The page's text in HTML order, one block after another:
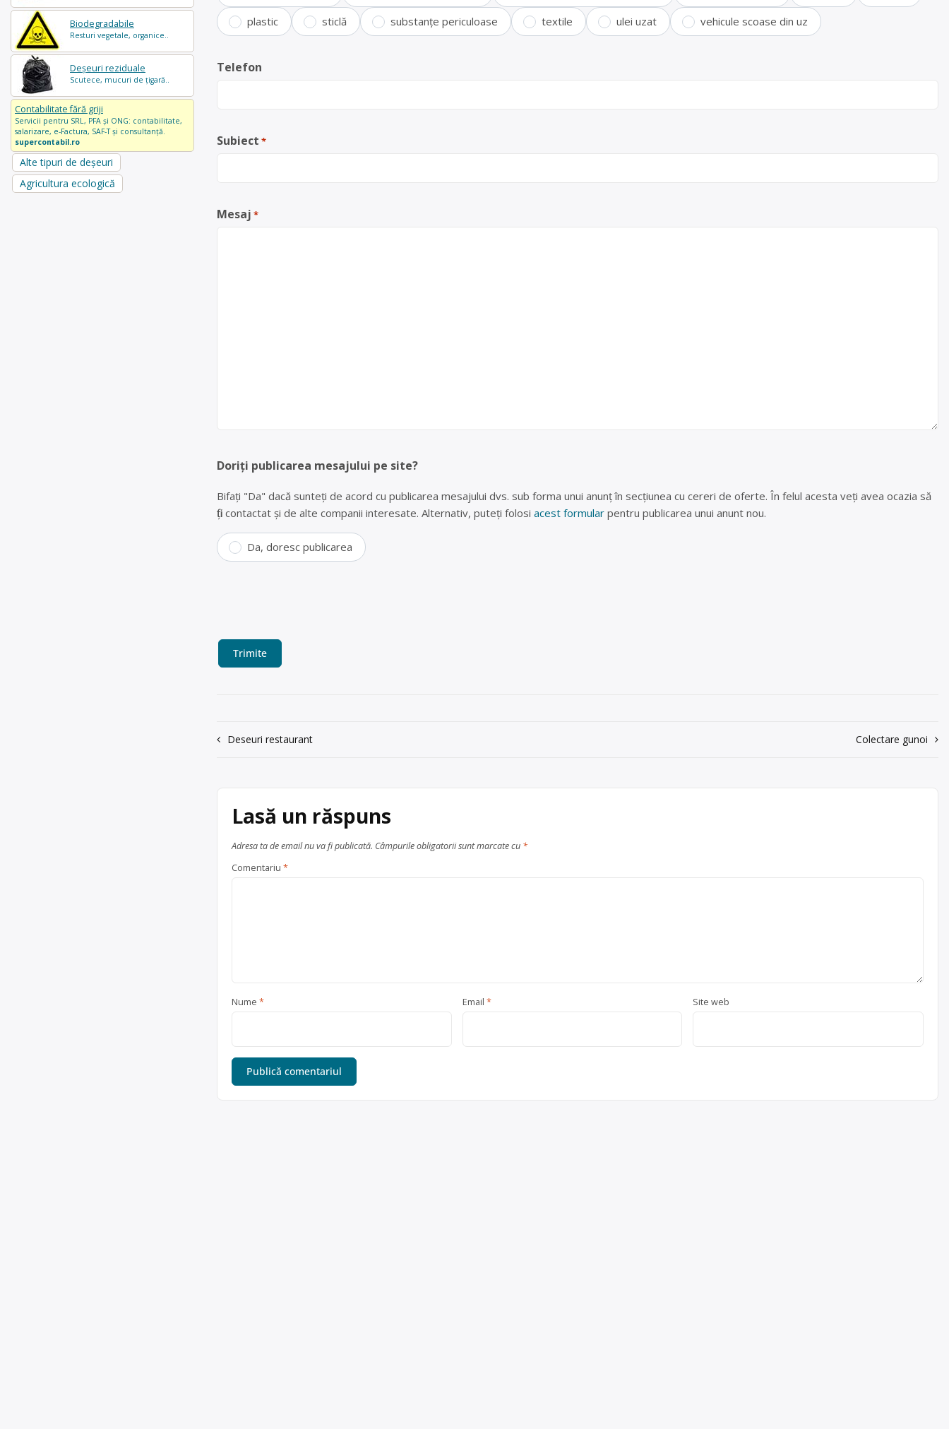
Biodegradabile
Resturi vegetale, organice..
Deșeuri reziduale
Scutece, mucuri de țigară..
Contabilitate fără griji
Servicii pentru SRL, PFA și ONG: contabilitate,
salarizare, e-Factura, SAF-T și consultanță.
supercontabil.ro
Alte tipuri de deșeuri
Agricultura ecologică
plastic sticlă substanțe periculoase textile ulei uzat vehicule scoase din uz
Telefon
Subiect *
Mesaj *
Doriți publicarea mesajului pe site?
Bifați "Da" dacă sunteți de acord cu publicarea mesajului dvs. sub forma unui anunț în secțiunea cu cereri de oferte. În felul acesta veți avea ocazia să
fiți contactat și de alte companii interesate. Alternativ, puteți folosi acest formular pentru publicarea unui anunt nou.
Da, doresc publicarea
Navigare
Deseuri restaurant Colectare gunoi
Lasă un răspuns
Adresa ta de email nu va fi publicată. Câmpurile obligatorii sunt marcate cu *
Comentariu *
Nume * Email * Site web